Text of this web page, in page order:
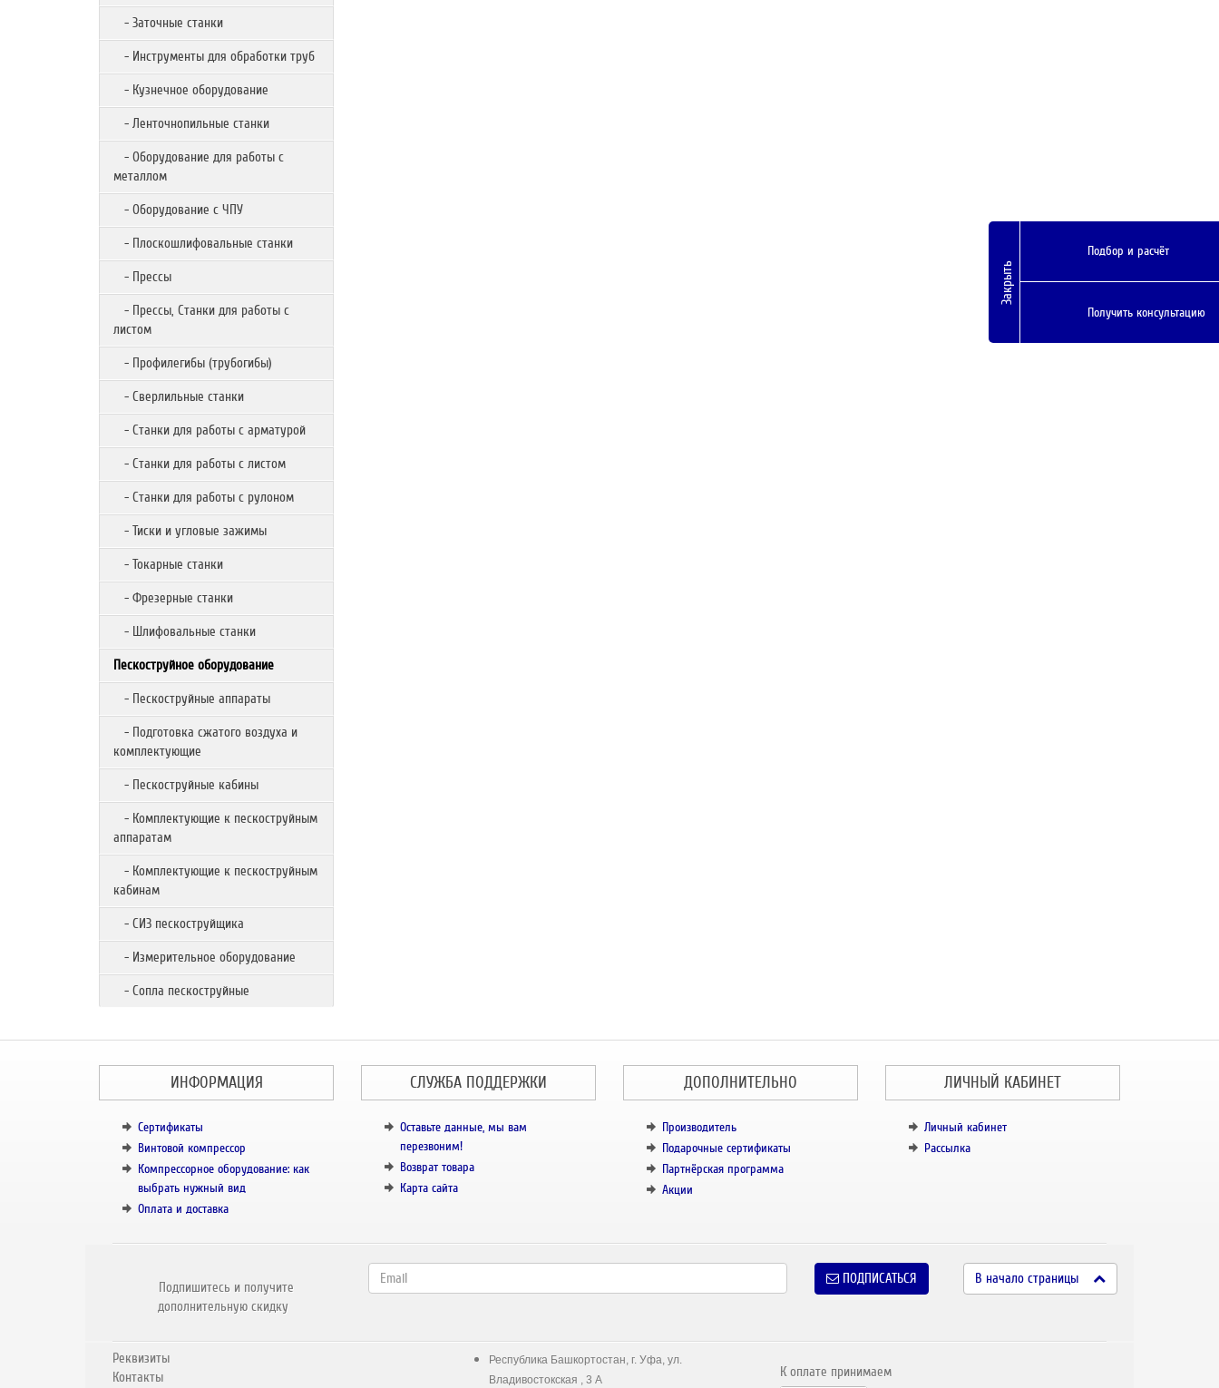
- Заточные станки
- Инструменты для обработки труб
- Кузнечное оборудование
- Ленточнопильные станки
- Оборудование для работы с
металлом
- Оборудование с ЧПУ
- Плоскошлифовальные станки
- Прессы
- Прессы, Станки для работы с
листом
- Профилегибы (трубогибы)
- Сверлильные станки
- Станки для работы с арматурой
- Станки для работы с листом
- Станки для работы с рулоном
- Тиски и угловые зажимы
- Токарные станки
- Фрезерные станки
- Шлифовальные станки
Пескоструйное оборудование
- Пескоструйные аппараты
- Подготовка сжатого воздуха и
комплектующие
- Пескоструйные кабины
- Комплектующие к пескоструйным
аппаратам
- Комплектующие к пескоструйным
кабинам
- СИЗ пескоструйщика
- Измерительное оборудование
- Сопла пескоструйные
ИНФОРМАЦИЯ
Сертификаты
Винтовой компрессор
Компрессорное оборудование: как
выбрать нужный вид
Оплата и доставка
СЛУЖБА ПОДДЕРЖКИ
Оставьте данные, мы вам
перезвоним!
Возврат товара
Карта сайта
ДОПОЛНИТЕЛЬНО
Производитель
Подарочные сертификаты
Партнёрская программа
Акции
ЛИЧНЫЙ КАБИНЕТ
Личный кабинет
Рассылка
Подпишитесь и получите
дополнительную скидку
ПОДПИСАТЬСЯ В начало страницы
Реквизиты
Контакты
Республика Башкортостан, г. Уфа, ул.
Владивостокская , 3 А
К оплате принимаем
Закрыть
Подбор и расчёт
Получить консультацию